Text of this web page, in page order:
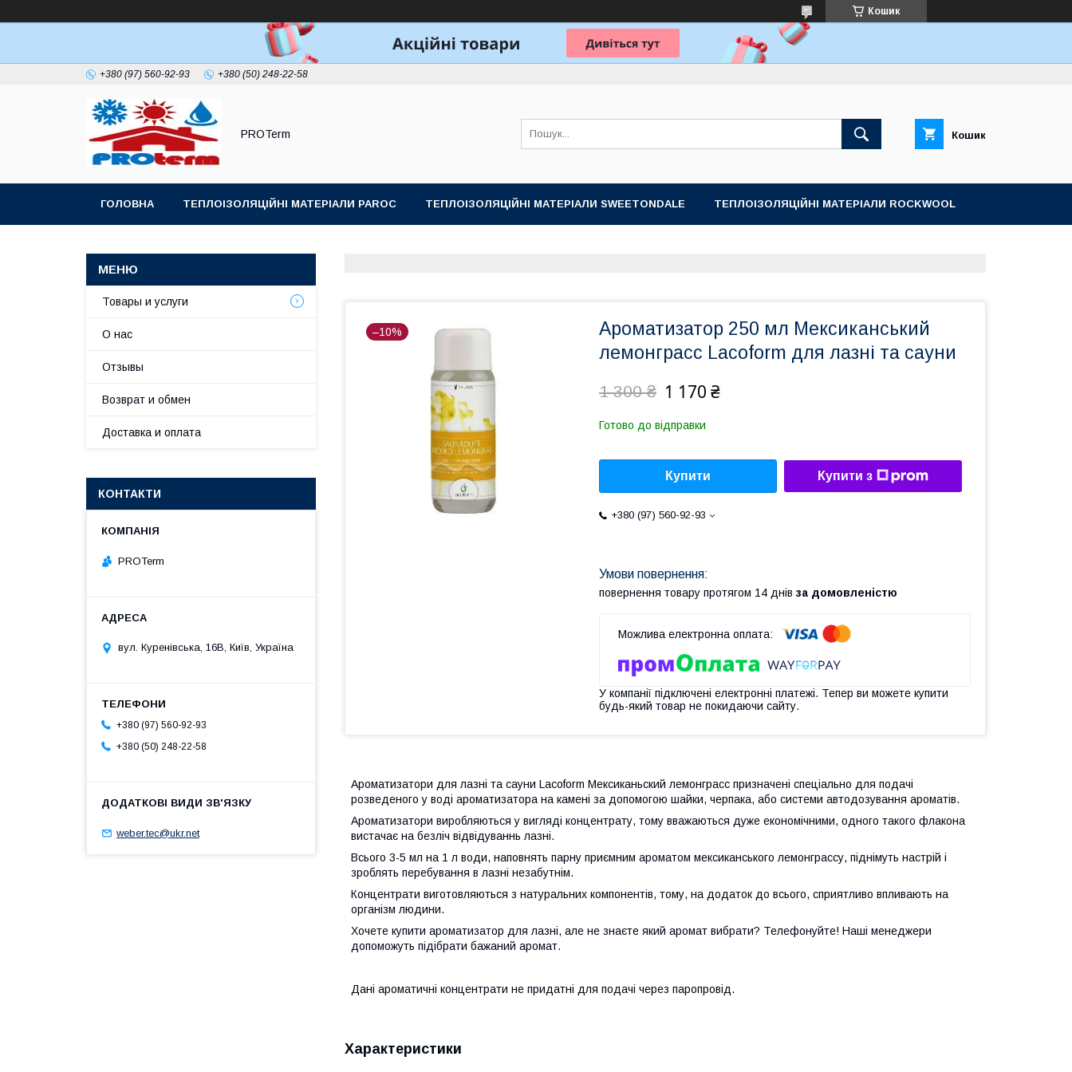
Кошик
+380 (97) 560-92-93 +380 (50) 248-22-58
PROTerm Кошик
ГОЛОВНА ТЕПЛОІЗОЛЯЦІЙНІ МАТЕРІАЛИ PAROC ТЕПЛОІЗОЛЯЦІЙНІ МАТЕРІАЛИ SWEETONDALE ТЕПЛОІЗОЛЯЦІЙНІ МАТЕРІАЛИ ROCKWOOL
–10%
Ароматизатор 250 мл Мексиканський
лемонграсс Lacoform для лазні та сауни
1 300 ₴ 1 170 ₴
Готово до відправки
Купити Купити з
+380 (97) 560-92-93
повернення товару протягом 14 днів за домовленістю
У компанії підключені електронні платежі. Тепер ви можете купити
будь-який товар не покидаючи сайту.
Ароматизатори для лазні та сауни Lacoform Мексиканьский лемонграсс призначені спеціально для подачі
розведеного у воді ароматизатора на камені за допомогою шайки, черпака, або системи автодозування ароматів.
Ароматизатори виробляються у вигляді концентрату, тому вважаються дуже економічними, одного такого флакона
вистачає на безліч відвідуваннь лазні.
Всього 3-5 мл на 1 л води, наповнять парну приємним ароматом мексиканського лемонграссу, піднімуть настрій і
зроблять перебування в лазні незабутнім.
Концентрати виготовляються з натуральних компонентів, тому, на додаток до всього, сприятливо впливають на
організм людини.
Хочете купити ароматизатор для лазні, але не знаєте який аромат вибрати? Телефонуйте! Наші менеджери
допоможуть підібрати бажаний аромат.
Дані ароматичні концентрати не придатні для подачі через паропровід.
Характеристики
Товары и услуги
О нас
Отзывы
Возврат и обмен
Доставка и оплата
КОНТАКТИ
PROTerm
вул. Куренівська, 16В, Київ, Україна
+380 (97) 560-92-93
+380 (50) 248-22-58
weber.tec@ukr.net